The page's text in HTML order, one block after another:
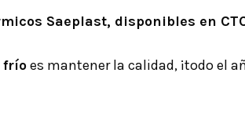
Saeplast, disponibles en
fríoes mantener la calidad, ¡todo el